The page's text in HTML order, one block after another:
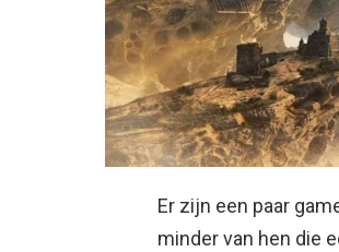
Er zijn een paar
minder van hen die